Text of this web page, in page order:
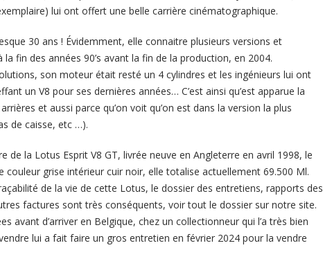
lui ont offert une belle carrière cinématographique.
30 ans ! Évidemment, elle connaitre plusieurs versions et
fin des années 90’s avant la fin de la production, en 2004.
son moteur était resté un 4 cylindres et les ingénieurs lui ont
un V8 pour ses dernières années… C’est ainsi qu’est apparue la
et aussi parce qu’on voit qu’on est dans la version la plus
de caisse, etc …).
de la Lotus Esprit V8 GT, livrée neuve en Angleterre en avril 1998, le
grise intérieur cuir noir, elle totalise actuellement 69.500 Ml.
de la vie de cette Lotus, le dossier des entretiens, rapports des
factures sont très conséquents, voir tout le dossier sur notre site.
avant d’arriver en Belgique, chez un collectionneur qui l’a très bien
lui a fait faire un gros entretien en février 2024 pour la vendre